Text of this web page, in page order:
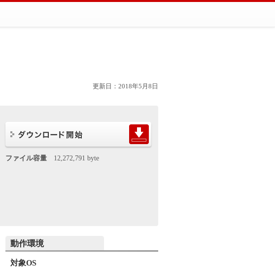
更新日：2018年5月8日
ファイル容量 12,272,791 byte
動作環境
対象OS